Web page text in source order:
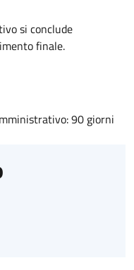
si conclude
finale.
90 giorni